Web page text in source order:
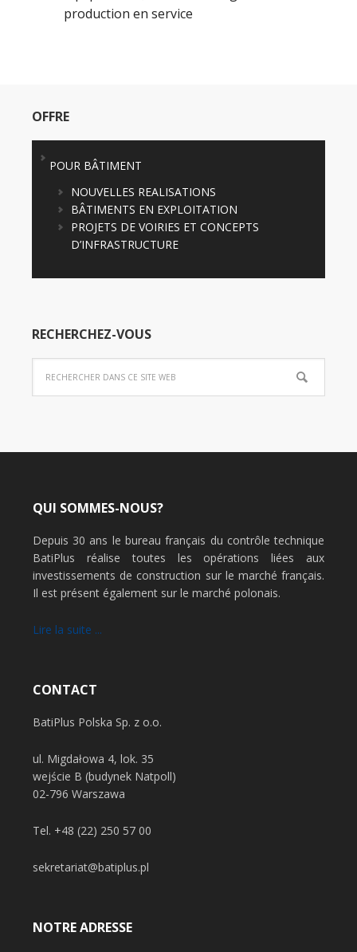
production en service
OFFRE
POUR BÂTIMENT
NOUVELLES REALISATIONS
BÂTIMENTS EN EXPLOITATION
PROJETS DE VOIRIES ET CONCEPTS
D’INFRASTRUCTURE
RECHERCHEZ-VOUS
QUI SOMMES-NOUS?
Depuis 30 ans le bureau français du contrôle technique
BatiPlus réalise toutes les opérations liées aux
investissements de construction sur le marché français.
Il est présent également sur le marché polonais.
Lire la suite ...
CONTACT
BatiPlus Polska Sp. z o.o.
ul. Migdałowa 4, lok. 35
wejście B (budynek Natpoll)
02-796 Warszawa
Tel. +48 (22) 250 57 00
sekretariat@batiplus.pl
NOTRE ADRESSE